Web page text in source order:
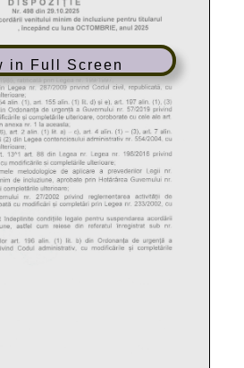
in Full Screen